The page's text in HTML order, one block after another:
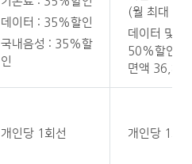
데이터 : 35%할인
국내음성 : 35%할
인
(월 최대
데이터 및
50%할인(
면액
개인당 1회선 개인당 1회